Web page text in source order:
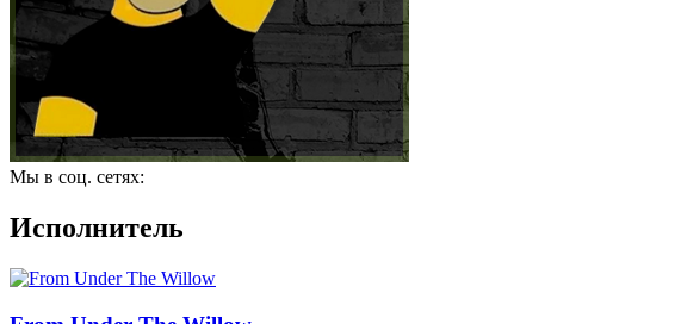
Мы в соц. сетях:
Исполнитель